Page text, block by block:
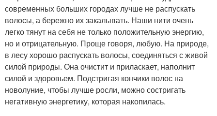
современных больших городах лучше не распускать
волосы, а бережно их закалывать. Наши нити очень
легко тянут на себя не только положительную энергию,
но и отрицательную. Проще говоря, любую. На природе,
в лесу хорошо распускать волосы, соединяться с живой
силой природы. Она очистит и приласкает, наполнит
силой и здоровьем. Подстригая кончики волос на
новолуние, чтобы лучше росли, можно состригать
негативную энергетику, которая накопилась.